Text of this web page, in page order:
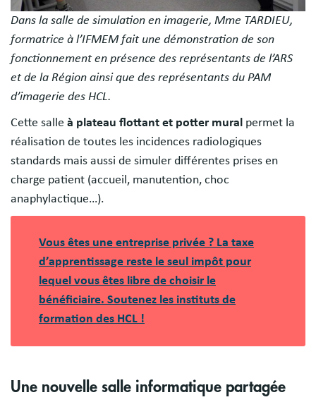
Dans la salle de simulation en imagerie, Mme TARDIEU,
formatrice à l’IFMEM fait une démonstration de son
fonctionnement en présence des représentants de l’ARS
et de la Région ainsi que des représentants du PAM
d’imagerie des HCL.
Cette salle à plateau flottant et potter mural permet la
réalisation de toutes les incidences radiologiques
standards mais aussi de simuler différentes prises en
charge patient (accueil, manutention, choc
anaphylactique…).
Vous êtes une entreprise privée ? La taxe
d’apprentissage reste le seul impôt pour
lequel vous êtes libre de choisir le
bénéficiaire. Soutenez les instituts de
formation des HCL !
Une nouvelle salle informatique partagée